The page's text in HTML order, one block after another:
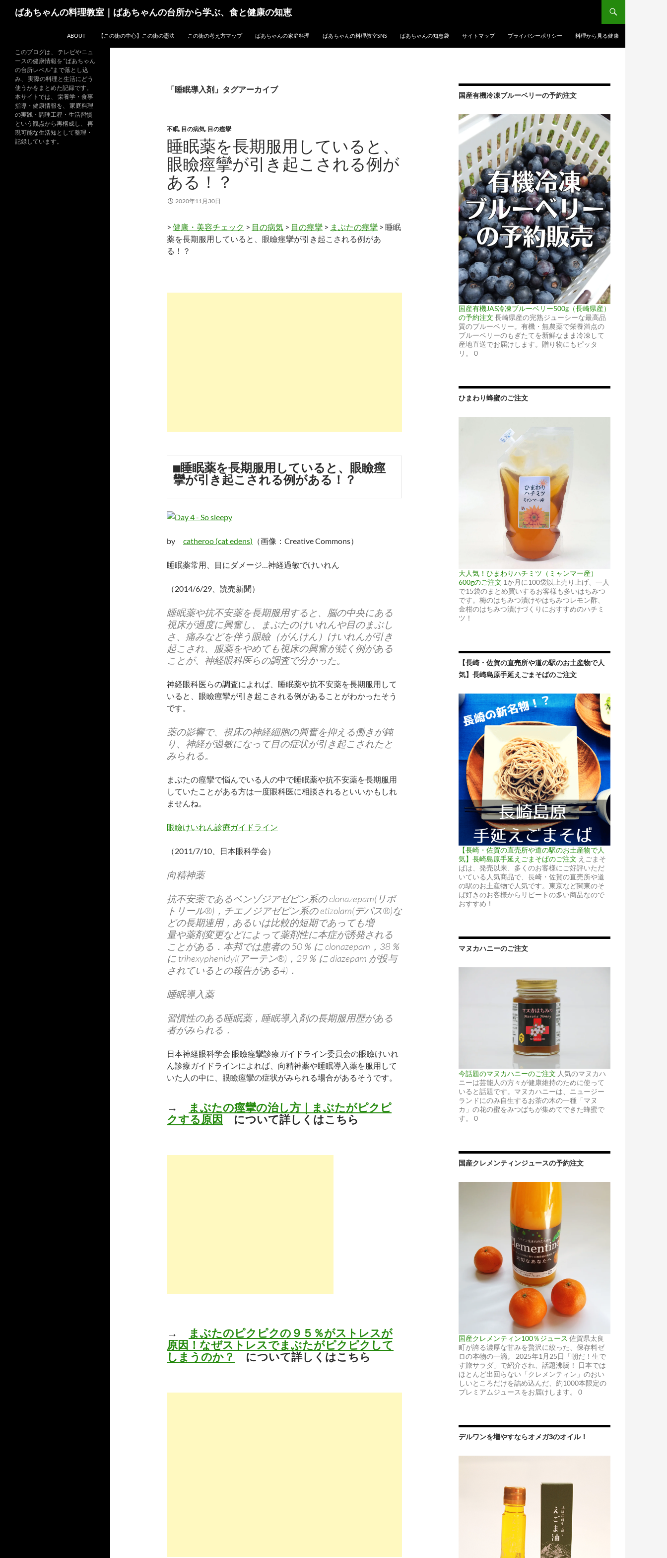
ばあちゃんの料理教室｜ばあちゃんの台所から学ぶ、食と健康の知恵
ABOUT 【この街の中心】この街の憲法 この街の考え方マップ ばあちゃんの家庭料理 ばあちゃんの料理教室SNS ばあちゃんの知恵袋 サイトマップ プライバシーポリシー 料理から見る健康
「睡眠導入剤」タグアーカイブ
不眠, 目の病気, 目の痙攣
睡眠薬を長期服用していると、
眼瞼痙攣が引き起こされる例が
ある！？
2020年11月30日
> 健康・美容チェック > 目の病気 > 目の痙攣 > まぶたの痙攣 > 睡眠
薬を長期服用していると、眼瞼痙攣が引き起こされる例があ
る！？
■睡眠薬を長期服用していると、眼瞼痙
攣が引き起こされる例がある！？
by catheroo (cat edens) （画像：Creative Commons）
睡眠薬常用、目にダメージ…神経過敏でけいれん
（2014/6/29、読売新聞）
睡眠薬や抗不安薬を長期服用すると、脳の中央にある
視床が過度に興奮し、まぶたのけいれんや目のまぶし
さ、痛みなどを伴う眼瞼（がんけん）けいれんが引き
起こされ、服薬をやめても視床の興奮が続く例がある
ことが、神経眼科医らの調査で分かった。
神経眼科医らの調査によれば、睡眠薬や抗不安薬を長期服用して
いると、眼瞼痙攣が引き起こされる例があることがわかったそう
です。
薬の影響で、視床の神経細胞の興奮を抑える働きが鈍
り、神経が過敏になって目の症状が引き起こされたと
みられる。
まぶたの痙攣で悩んでいる人の中で睡眠薬や抗不安薬を長期服用
していたことがある方は一度眼科医に相談されるといいかもしれ
ませんね。
眼瞼けいれん診療ガイドライン
（2011/7/10、日本眼科学会）
向精神薬
抗不安薬であるベンゾジアゼピン系の clonazepam(リボ
トリール®)，チエノジアゼピン系の etizolam(デパス®)な
どの長期連用，あるいは比較的短期であっても増
量や薬剤変更などによって薬剤性に本症が誘発される
ことがある．本邦では患者の 50％ に clonazepam，38％
に trihexyphenidyl(アーテン®)，29％ に diazepam が投与
されているとの報告がある4)．
睡眠導入薬
習慣性のある睡眠薬，睡眠導入剤の長期服用歴がある
者がみられる．
日本神経眼科学会 眼瞼痙攣診療ガイドライン委員会の眼瞼けいれ
ん診療ガイドラインによれば、向精神薬や睡眠導入薬を服用して
いた人の中に、眼瞼痙攣の症状がみられる場合があるそうです。
→
まぶたの痙攣の治し方｜まぶたがピクピ
クする原因
について詳しくはこちら
→
まぶたのピクピクの９５％がストレスが
原因！なぜストレスでまぶたがピクピクして
しまうのか？
について詳しくはこちら
国産有機冷凍ブルーベリーの予約注文
国産有機JAS冷凍ブルーベリー500g（長崎県産）
の予約注文 長崎県産の完熟ジューシーな最高品
質のブルーベリー。有機・無農薬で栄養満点の
ブルーベリーのもぎたてを新鮮なまま冷凍して
産地直送でお届けします。贈り物にもピッタ
リ。 0
ひまわり蜂蜜のご注文
大人気！ひまわりハチミツ（ミャンマー産）
600gのご注文 1か月に100袋以上売り上げ、一人
で15袋のまとめ買いするお客様も多いはちみつ
です。梅のはちみつ漬けやはちみつレモン酢、
金柑のはちみつ漬けづくりにおすすめのハチミ
ツ！
【長崎・佐賀の直売所や道の駅のお土産物で人
気】長崎島原手延えごまそばのご注文
【長崎・佐賀の直売所や道の駅のお土産物で人
気】長崎島原手延えごまそばのご注文 えごまそ
ばは、発売以来、多くのお客様にご好評いただ
いている人気商品で、長崎・佐賀の直売所や道
の駅のお土産物で人気です。東京など関東のそ
ば好きのお客様からリピートの多い商品なので
おすすめ！
マヌカハニーのご注文
今話題のマヌカハニーのご注文 人気のマヌカハ
ニーは芸能人の方々が健康維持のために使って
いると話題です。マヌカハニーは、ニュージー
ランドにのみ自生するお茶の木の一種「マヌ
カ」の花の蜜をみつばちが集めてできた蜂蜜で
す。 0
国産クレメンティンジュースの予約注文
国産クレメンティン100％ジュース 佐賀県太良
町が誇る濃厚な甘みを贅沢に絞った、保存料ゼ
ロの本物の一滴。 2025年1月25日「朝だ！生で
す旅サラダ」で紹介され、話題沸騰！ 日本では
ほとんど出回らない「クレメンティン」のおい
しいところだけを詰め込んだ、約1000本限定の
プレミアムジュースをお届けします。 0
デルワンを増やすならオメガ3のオイル！
このブログは、 テレビやニュ
ースの健康情報を “ばあちゃん
の台所レベル”まで落とし込
み、 実際の料理と生活にどう
使うかをまとめた記録です。
本サイトでは、 栄養学・食事
指導・健康情報を、 家庭料理
の実践・調理工程・生活習慣
という観点から再構成し、 再
現可能な生活知として整理・
記録しています。